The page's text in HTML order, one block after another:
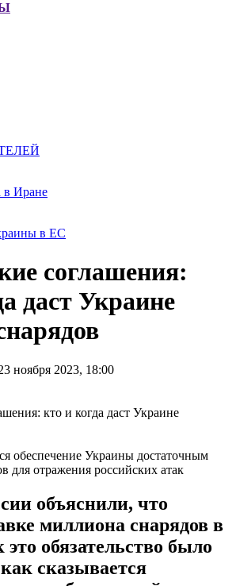
в Иране
в ЕС
соглашения:
даст Украине
ноября 2023, 18:00
обеспечение Украины достаточным
для отражения российских атак
объяснили, что
миллиона снарядов в
обязательство было
сказывается